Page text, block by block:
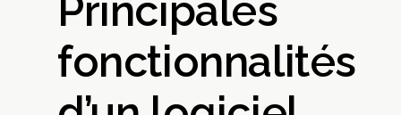
Principales
fonctionnalités